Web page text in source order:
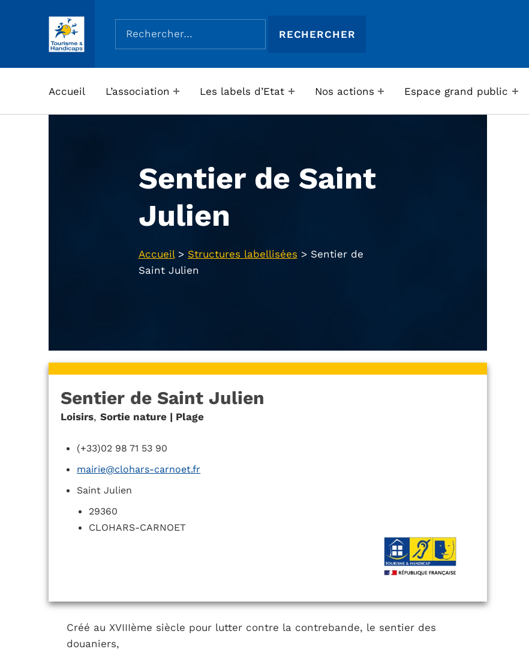
ASSOCIATION TOURISME ET HANDICAPS
Rechercher :
Accueil L’association Les labels d’Etat Nos actions Espace grand public
Sentier de Saint
Julien
Accueil> Structures labellisées > Sentier de
Saint Julien
Sentier de Saint Julien
Loisirs, Sortie nature | Plage
(+33)02 98 71 53 90
mairie@clohars-carnoet.fr
Saint Julien
29360
CLOHARS-CARNOET
Créé au XVIIIème siècle pour lutter contre la contrebande, le sentier des
douaniers,